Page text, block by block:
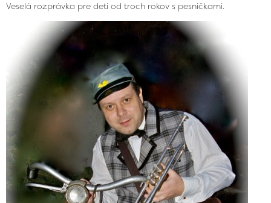
Veselá rozprávka pre deti od troch rokov s pesničkami.